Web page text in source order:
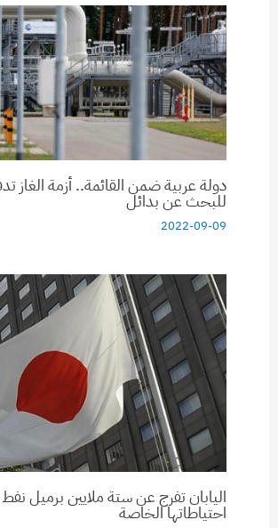
دولة عربية ضمن القائمة.. أزمة الغاز
للبحث عن بدائل
2022-09-09
اليابان تفرج عن ستة ملايين برميل
احتياطاتها الخاصة